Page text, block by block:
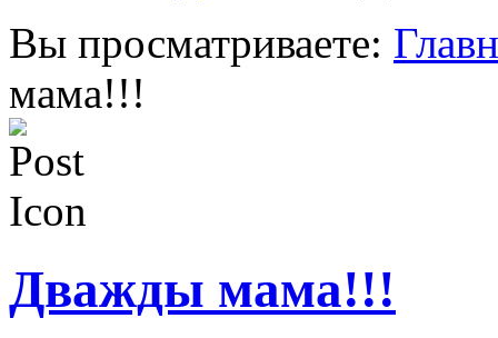
Вы просматриваете:
мама!!!
Дважды мама!!!